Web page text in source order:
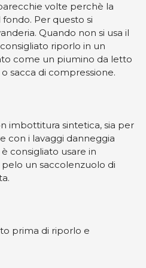
volte perchè la
Per questo si
Quando non si usa il
riporlo in un
come un piumino da letto
sacca di compressione.
imbottitura sintetica, sia per
con i lavaggi danneggia
consigliato usare in
un saccolenzuolo di
prima di riporlo e